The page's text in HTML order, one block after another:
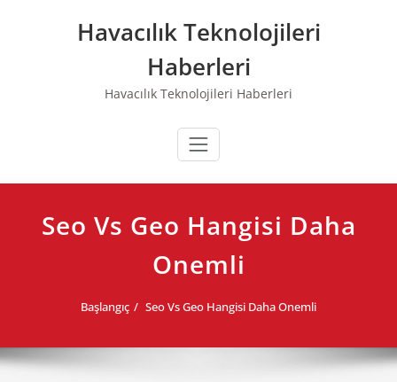
Havacılık Teknolojileri
Haberleri
Havacılık Teknolojileri Haberleri
Seo Vs Geo Hangisi Daha
Onemli
Başlangıç Seo Vs Geo Hangisi Daha Onemli